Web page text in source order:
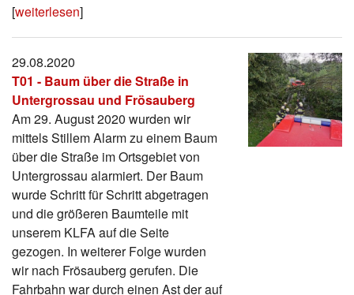
[weiterlesen]
29.08.2020
T01 - Baum über die Straße in
Untergrossau und Frösauberg
Am 29. August 2020 wurden wir
mittels Stillem Alarm zu einem Baum
über die Straße im Ortsgebiet von
Untergrossau alarmiert. Der Baum
wurde Schritt für Schritt abgetragen
und die größeren Baumteile mit
unserem KLFA auf die Seite
gezogen. In weiterer Folge wurden
wir nach Frösauberg gerufen. Die
Fahrbahn war durch einen Ast der auf